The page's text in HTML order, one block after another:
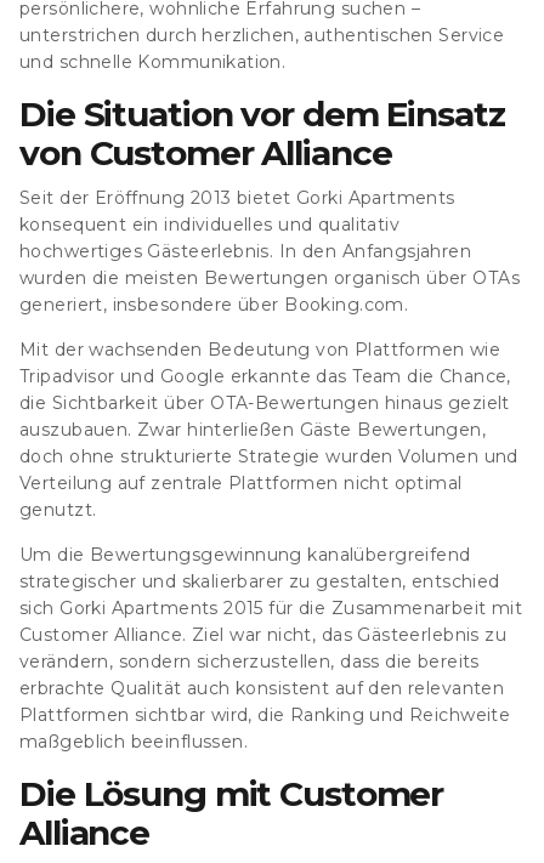
persönlichere, wohnliche Erfahrung suchen –
unterstrichen durch herzlichen, authentischen Service
und schnelle Kommunikation.
Die Situation vor dem Einsatz
von Customer Alliance
Seit der Eröffnung 2013 bietet Gorki Apartments
konsequent ein individuelles und qualitativ
hochwertiges Gästeerlebnis. In den Anfangsjahren
wurden die meisten Bewertungen organisch über OTAs
generiert, insbesondere über Booking.com.
Mit der wachsenden Bedeutung von Plattformen wie
Tripadvisor und Google erkannte das Team die Chance,
die Sichtbarkeit über OTA-Bewertungen hinaus gezielt
auszubauen. Zwar hinterließen Gäste Bewertungen,
doch ohne strukturierte Strategie wurden Volumen und
Verteilung auf zentrale Plattformen nicht optimal
genutzt.
Um die Bewertungsgewinnung kanalübergreifend
strategischer und skalierbarer zu gestalten, entschied
sich Gorki Apartments 2015 für die Zusammenarbeit mit
Customer Alliance. Ziel war nicht, das Gästeerlebnis zu
verändern, sondern sicherzustellen, dass die bereits
erbrachte Qualität auch konsistent auf den relevanten
Plattformen sichtbar wird, die Ranking und Reichweite
maßgeblich beeinflussen.
Die Lösung mit Customer
Alliance